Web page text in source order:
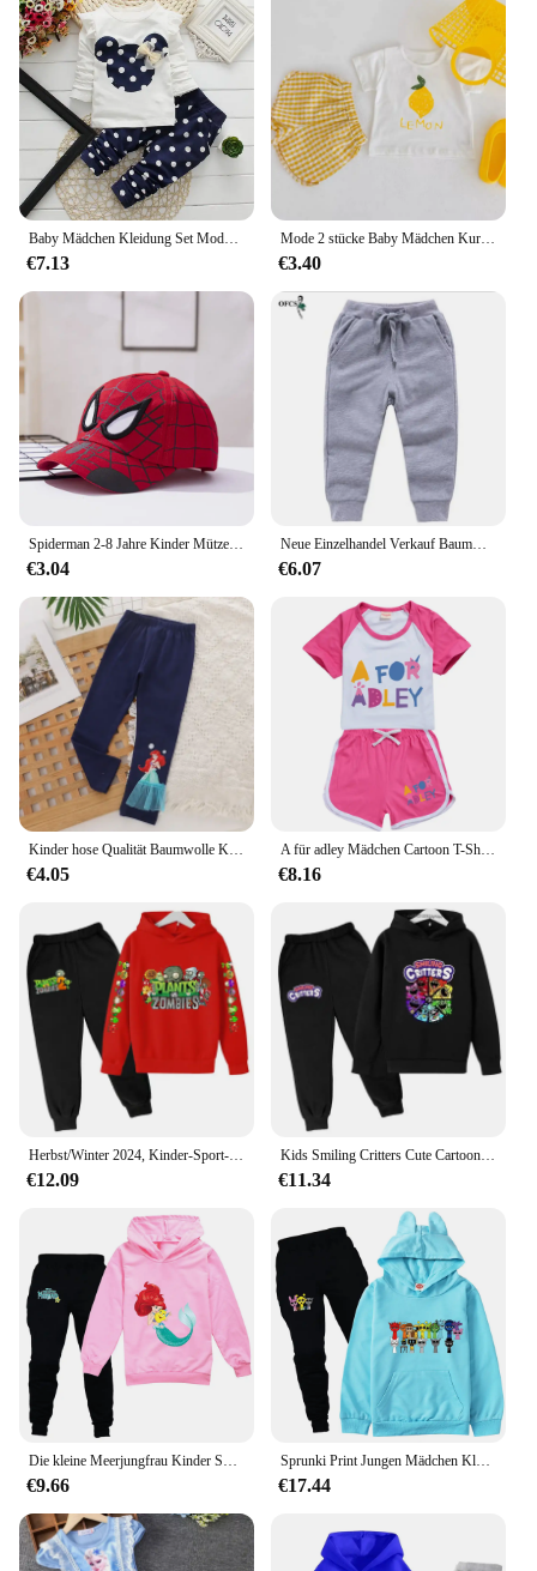
Baby Mädchen Kleidung Set Mode Bogen Punkt T-Shirt Hose Anzug Kinder Baumwolle Trainings anzug Kinder Frühling Langarm Kleidung
€7.13
Mode 2 stücke Baby Mädchen Kurzarm Anzug Obst Druck setzt Kinder T-Shirts Shorts Plaid Kleidung Kleinkind Prinzessin Mädchen Outfits
€3.40
Spiderman 2-8 Jahre Kinder Mütze Kinder Baseball mützen für Jungen Mädchen Hip Hop Hut Hysterese Sommer Sonne Hüte Outdoor Visier Strand hüte
€3.04
Neue Einzelhandel Verkauf Baumwolle Hosen Für 2-10 Jahre Alt Solid Jungen Mädchen Casual Sport Hosen Jogging Enfant Garcon kinder Kinder Hosen
€6.07
Kinder hose Qualität Baumwolle Korea Mädchen Leggings Disney gefroren Elsa Kinder lässig Frühling Baby Mädchen Herbst hose Ariel 2-8y
€4.05
A für adley Mädchen Cartoon T-Shirt Shorts Jungen Casual Sport T-Shirts und Shorts Anzug Anime 2-teilige Kinder kleidung
€8.16
Herbst/Winter 2024, Kinder-Sport-Set, lässiges Sweatshirt, Cartoon, lässiger Sportmantel, Oberteil + Hose, Geschenk für Jungen und Mädchen im Alter von 3–13 Jahren
€12.09
Kids Smiling Critters Cute Cartoon Print Spring Autumn Pullover Hoodie+Pants 2pcs Tracksuits 2-13 Years Boys Girls Outfits Sets
€11.34
Die kleine Meerjungfrau Kinder Sportswear passt Mädchen lässig Hoodie schwarze Hosen Anzug Teen Kinder Oberbekleidung Kinder kleidung Baby-Sets
€9.66
Sprunki Print Jungen Mädchen Kleidung Hoodie Set Kinder 2 stücke Frühling Herbst Kleinkind Mädchen Cartoon Kapuzen hose Trainings anzug Mädchen Kleidung
€17.44